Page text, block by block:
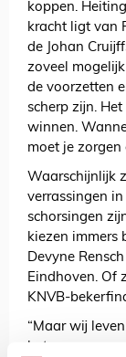
koppen.
kracht ligt van
de Johan
zoveel
de voorzetten
scherp zijn.
winnen.
moet je zorgen
Waarschijnlijk
verrassingen
schorsingen
kiezen immers
Devyne
Eindhoven. Of
KNVB-
“Maar wij